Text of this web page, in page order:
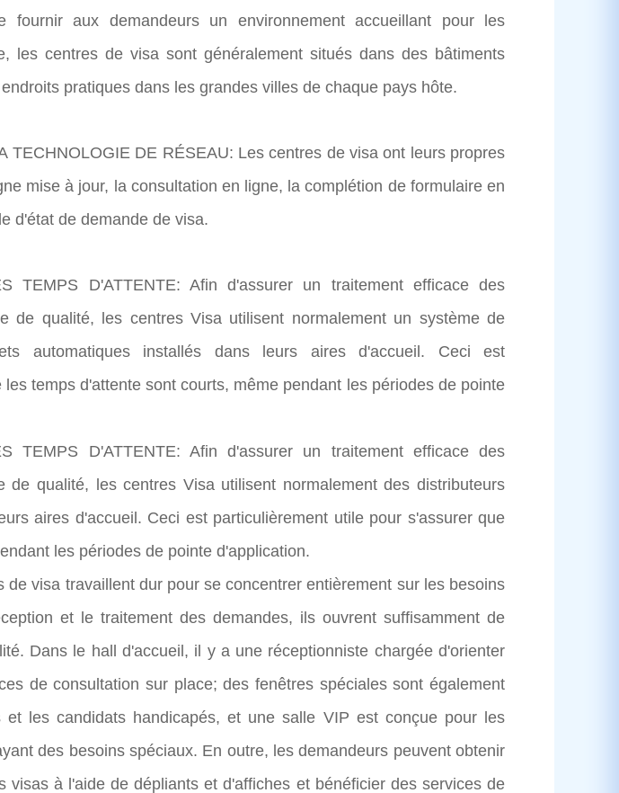
fournir aux demandeurs un environnement accueillant pour les
les centres de visa sont généralement situés dans des bâtiments
pratiques dans les grandes villes de chaque pays hôte.
TECHNOLOGIE DE RÉSEAU: Les centres de visa ont leurs propres
mise à jour, la consultation en ligne, la complétion de formulaire en
d'état de demande de visa.
TEMPS D'ATTENTE: Afin d'assurer un traitement efficace des
de qualité, les centres Visa utilisent normalement un système de
automatiques installés dans leurs aires d'accueil. Ceci est
temps d'attente sont courts, même pendant les périodes de pointe
TEMPS D'ATTENTE: Afin d'assurer un traitement efficace des
de qualité, les centres Visa utilisent normalement des distributeurs
aires d'accueil. Ceci est particulièrement utile pour s'assurer que
les périodes de pointe d'application.
de visa travaillent dur pour se concentrer entièrement sur les besoins
et le traitement des demandes, ils ouvrent suffisamment de
Dans le hall d'accueil, il y a une réceptionniste chargée d'orienter
de consultation sur place; des fenêtres spéciales sont également
les candidats handicapés, et une salle VIP est conçue pour les
des besoins spéciaux. En outre, les demandeurs peuvent obtenir
visas à l'aide de dépliants et d'affiches et bénéficier des services de